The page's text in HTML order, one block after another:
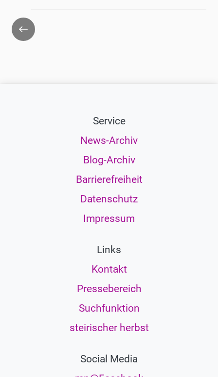
Zurück
Service
News-Archiv
Blog-Archiv
Barrierefreiheit
Datenschutz
Impressum
Links
Kontakt
Pressebereich
Suchfunktion
steirischer herbst
Social Media